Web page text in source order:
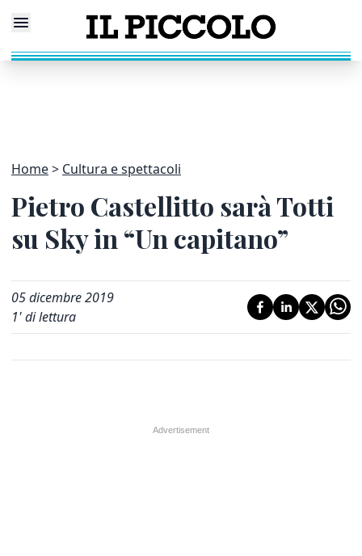
Home Cultura e spettacoli
Pietro Castellitto sarà Totti
su Sky in “Un capitano”
05 dicembre 2019
1' di lettura